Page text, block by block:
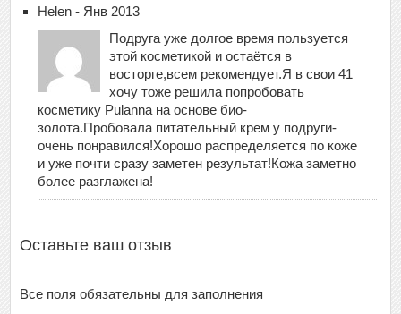
Helen - Янв 2013
Подруга уже долгое время пользуется
этой косметикой и остаётся в
восторге,всем рекомендует.Я в свои 41
хочу тоже решила попробовать
косметику Pulanna на основе био-
золота.Пробовала питательный крем у подруги-
очень понравился!Хорошо распределяется по коже
и уже почти сразу заметен результат!Кожа заметно
более разглажена!
Оставьте ваш отзыв
Все поля обязательны для заполнения